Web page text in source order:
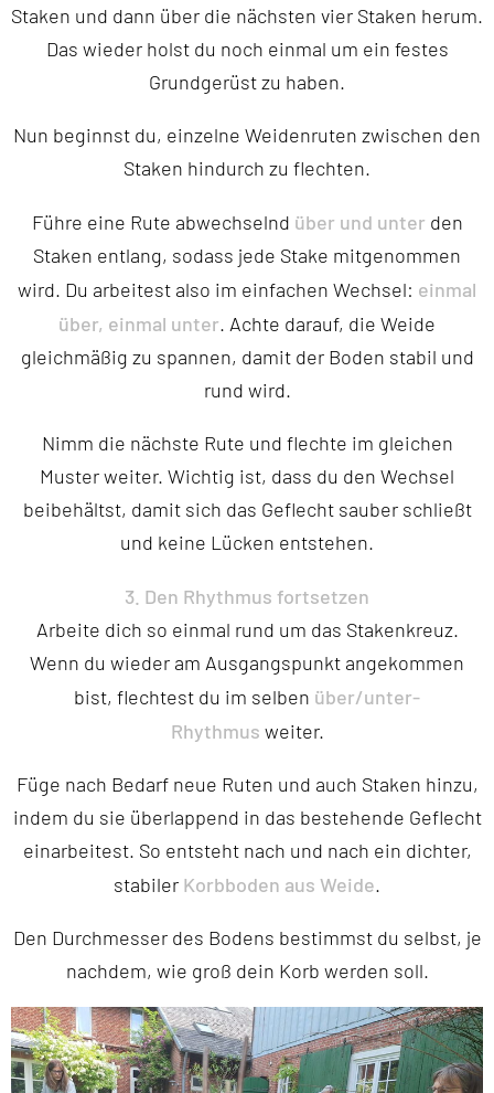
Staken und dann über die nächsten vier Staken herum.
Das wieder holst du noch einmal um ein festes
Grundgerüst zu haben.
Nun beginnst du, einzelne Weidenruten zwischen den
Staken hindurch zu flechten.
Führe eine Rute abwechselnd über und unter den
Staken entlang, sodass jede Stake mitgenommen
wird. Du arbeitest also im einfachen Wechsel: einmal
über, einmal unter. Achte darauf, die Weide
gleichmäßig zu spannen, damit der Boden stabil und
rund wird.
Nimm die nächste Rute und flechte im gleichen
Muster weiter. Wichtig ist, dass du den Wechsel
beibehältst, damit sich das Geflecht sauber schließt
und keine Lücken entstehen.
3. Den Rhythmus fortsetzen
Arbeite dich so einmal rund um das Stakenkreuz.
Wenn du wieder am Ausgangspunkt angekommen
bist, flechtest du im selben über/unter-
Rhythmus weiter.
Füge nach Bedarf neue Ruten und auch Staken hinzu,
indem du sie überlappend in das bestehende Geflecht
einarbeitest. So entsteht nach und nach ein dichter,
stabiler Korbboden aus Weide.
Den Durchmesser des Bodens bestimmst du selbst, je
nachdem, wie groß dein Korb werden soll.